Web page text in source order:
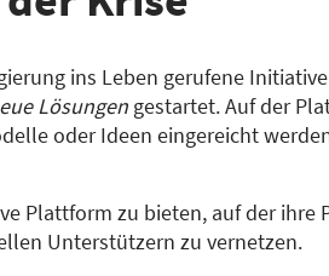
ins Leben gerufene
Lösungen gestartet. Auf der
oder Ideen eingereicht
Plattform zu bieten, auf der ihre
Unterstützern zu vernetzen.